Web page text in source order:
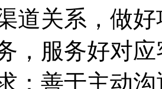
道关系，做
，服务好对
：善于主动